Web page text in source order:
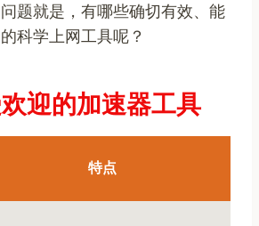
题就是，有哪些确切有效、能
科学上网工具呢？
迎的加速器工具
特点